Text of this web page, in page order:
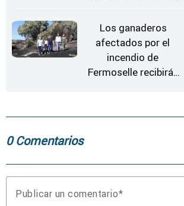
Los ganaderos
afectados por el
incendio de
Fermoselle recibirán
0 Comentarios
Publicar un comentario